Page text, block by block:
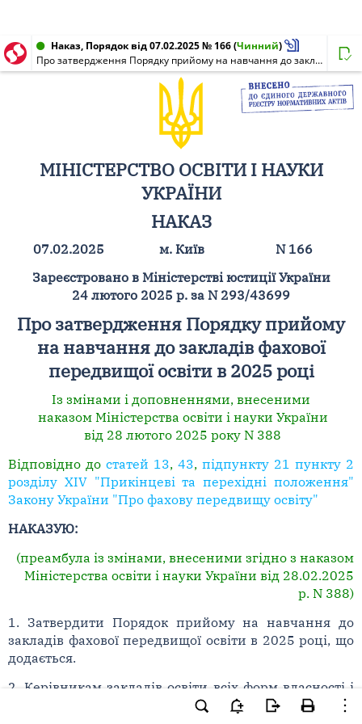
Наказ, Порядок від 07.02.2025 № 166(Чинний)
Про затвердження Порядку прийому на навчання до закладів фахової передвищої освіти в 2025 році